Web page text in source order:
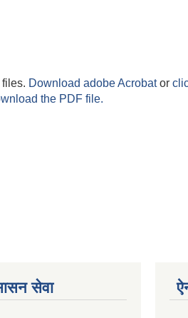
Download adobe Acrobator
the PDF file.
सेवा